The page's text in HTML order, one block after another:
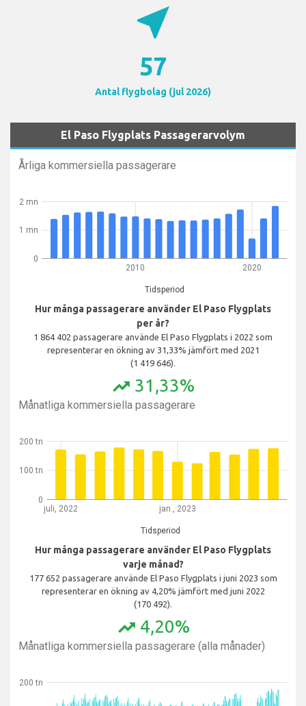
near_me
57
Antal flygbolag (jul 2026)
El Paso Flygplats Passagerarvolym
Årliga kommersiella passagerare
2010 2020
Tidsperiod
0
1 mn
2 mn
Hur många passagerare använder El Paso Flygplats
per år?
1 864 402 passagerare använde El Paso Flygplats i 2022 som
representerar en ökning av 31,33% jämfört med 2021
(1 419 646).
trending_up 31,33%
Månatliga kommersiella passagerare
juli, 2022 jan., 2023
Tidsperiod
0
100 tn
200 tn
Hur många passagerare använder El Paso Flygplats
varje månad?
177 652 passagerare använde El Paso Flygplats i juni 2023 som
representerar en ökning av 4,20% jämfört med juni 2022
(170 492).
trending_up 4,20%
Månatliga kommersiella passagerare (alla månader)
200 tn